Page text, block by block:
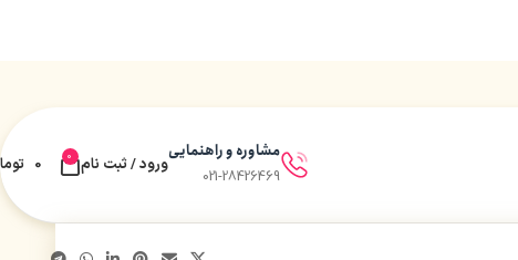
مشاوره و راهنمایی
021-28426469
ورود / ثبت نام 0
0